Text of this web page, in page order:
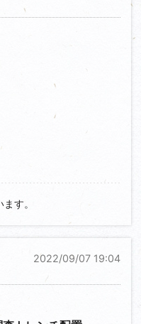
す。
2022/09/07 19:04